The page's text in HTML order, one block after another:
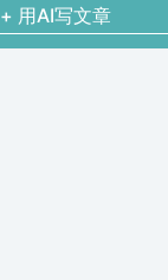
+ 用AI写文章